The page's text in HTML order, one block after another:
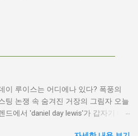
이 루이스는 어디에나 있다? 폭풍의
팅 논쟁 속 숨겨진 거장의 그림자 오늘
드에서 'daniel day lewis'가 갑자기 떠